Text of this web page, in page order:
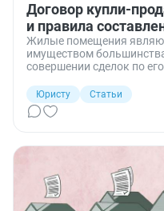
Договор купли-
и правила
Жилые помещения
имуществом
совершении сделок по
необходимые документы
Юристу
Статьи